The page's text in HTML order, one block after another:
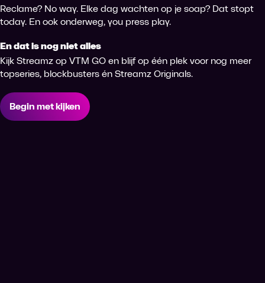
Reclame? No way. Elke dag wachten op je soap? Dat stopt
today. En ook onderweg, you press play.
En dat is nog niet alles
Kijk Streamz op VTM GO en blijf op één plek voor nog meer
topseries, blockbusters én Streamz Originals.
Begin met kijken